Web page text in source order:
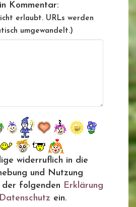
Kommentar:
erlaubt. URLs werden
umgewandelt.)
widerruflich in die
und Nutzung
der folgenden Erklärung
ein.